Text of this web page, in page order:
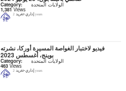
Category: الولايات المتحدة
1,381Views
إداري-تغريد 2 years
فيديو لاختبار الغواصة المسيرة أوركا، نشرته
بوينج، أغسطس 2023
Category: الولايات المتحدة
463 Views
إداري-تغريد 2 years